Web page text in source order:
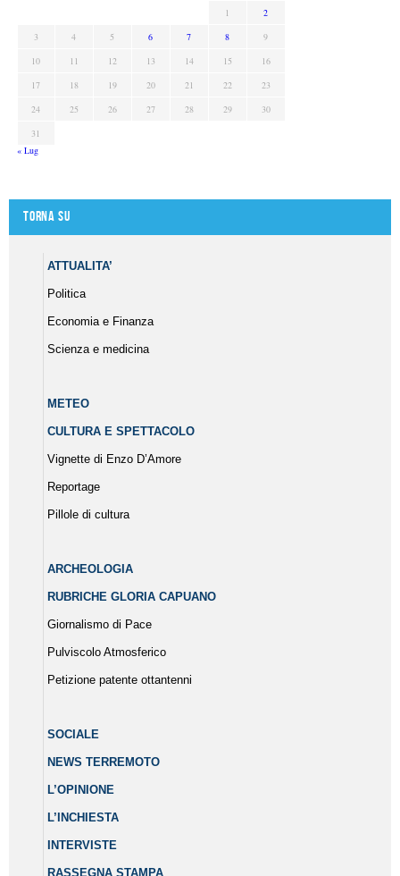
1
2
3
4 5 6 7 8
9
10
11 12 13 14 15
16
17
18 19 20 21 22
23
24
25 26 27 28 29
30
31
« Lug
Torna su
ATTUALITA’
Politica
Economia e Finanza
Scienza e medicina
METEO
CULTURA E SPETTACOLO
Vignette di Enzo D’Amore
Reportage
Pillole di cultura
ARCHEOLOGIA
RUBRICHE GLORIA CAPUANO
Giornalismo di Pace
Pulviscolo Atmosferico
Petizione patente ottantenni
SOCIALE
NEWS TERREMOTO
L’OPINIONE
L’INCHIESTA
INTERVISTE
RASSEGNA STAMPA